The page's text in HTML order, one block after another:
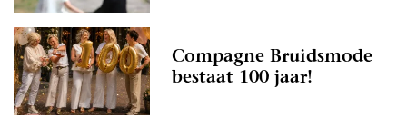
Compagne Bruidsmode
bestaat 100 jaar!